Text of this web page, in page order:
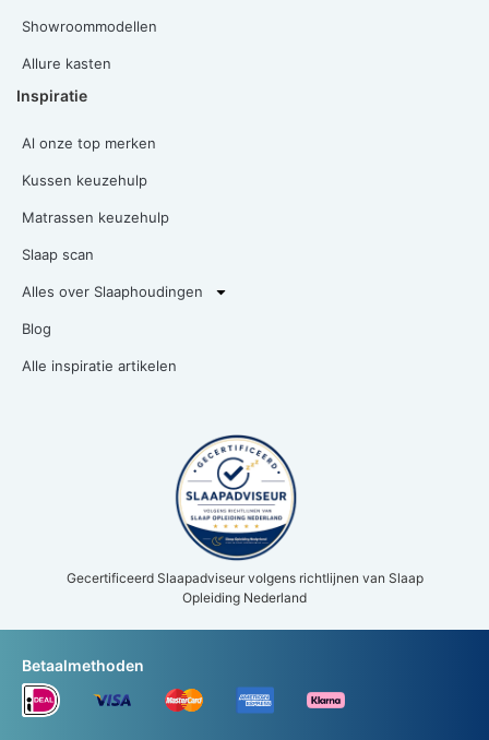
Showroommodellen
Allure kasten
Inspiratie
Al onze top merken
Kussen keuzehulp
Matrassen keuzehulp
Slaap scan
Alles over Slaaphoudingen
Blog
Alle inspiratie artikelen
Gecertificeerd Slaapadviseur volgens richtlijnen van Slaap
Opleiding Nederland
Betaalmethoden